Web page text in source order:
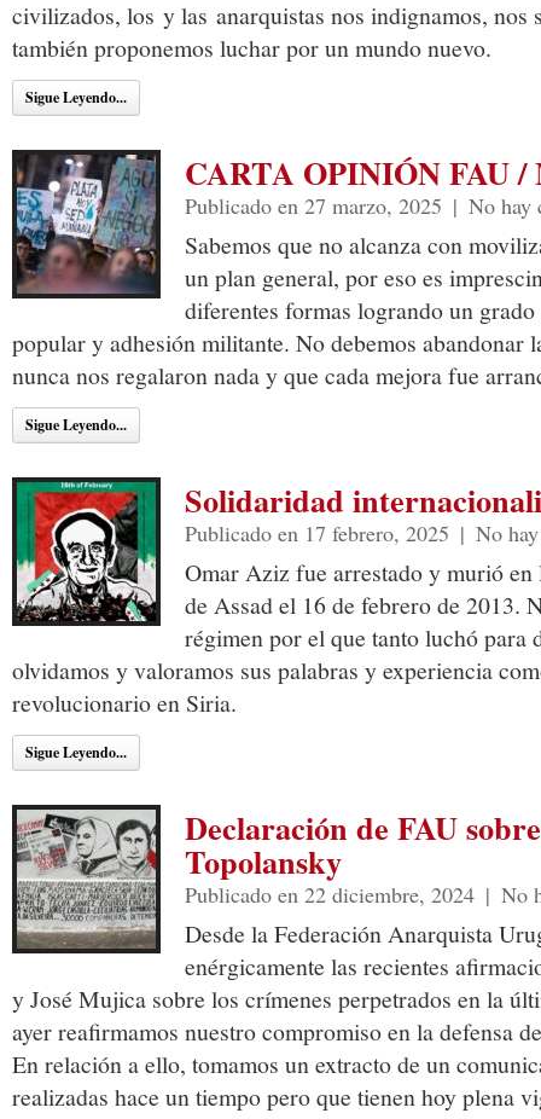
civilizados, los y las anarquistas nos indignamos, nos
también proponemos luchar por un mundo nuevo.
Sigue Leyendo...
CARTA OPINIÓN FAU /
Publicado en 27 marzo, 2025 | No hay
Sabemos que no alcanza con
un plan general, por eso es
diferentes formas logrando un
popular y adhesión militante. No debemos abandonar
nunca nos regalaron nada y que cada mejora fue
Sigue Leyendo...
Solidaridad
Publicado en 17 febrero, 2025 | No
Omar Aziz fue arrestado y murió
de Assad el 16 de febrero de 2013.
régimen por el que tanto luchó para
olvidamos y valoramos sus palabras y experiencia
revolucionario en Siria.
Sigue Leyendo...
Declaración de FAU
Topolansky
Publicado en 22 diciembre, 2024 | No
Desde la Federación Anarquista
enérgicamente las recientes
y José Mujica sobre los crímenes perpetrados en la
ayer reafirmamos nuestro compromiso en la defensa
En relación a ello, tomamos un extracto de un
realizadas hace un tiempo pero que tienen hoy plena